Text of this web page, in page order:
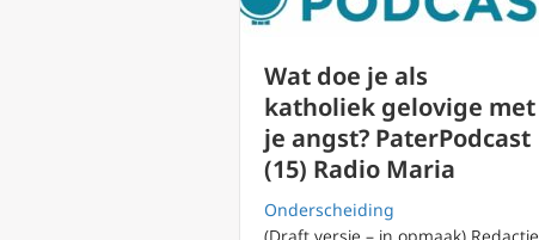
Wat doe je als
katholiek gelovige met
je angst? PaterPodcast
(15) Radio Maria
Onderscheiding